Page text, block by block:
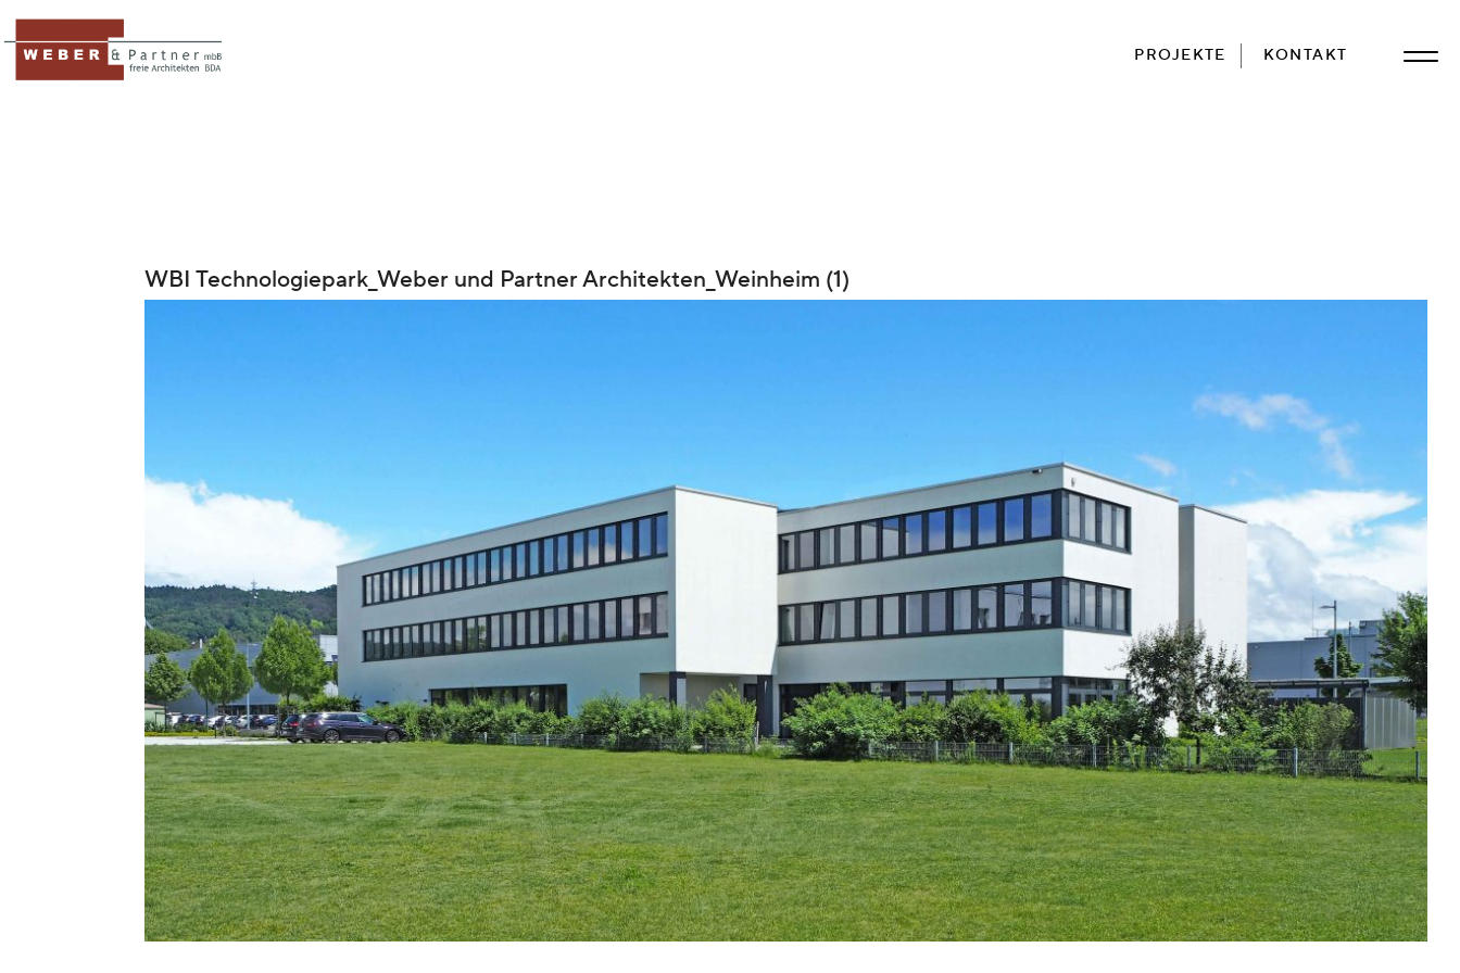
PROJEKTE KONTAKT
WBI Technologiepark_Weber und Partner Architekten_Weinheim (1)